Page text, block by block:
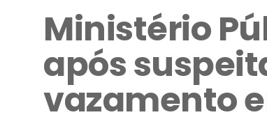
Ministério
após
vazamento